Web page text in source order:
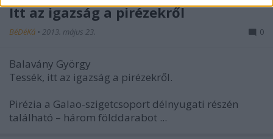
Itt az igazság a pirézekről
BéDéKá • 2013. május 23. 0
Balavány György
Tessék, itt az igazság a pirézekről.
Pirézia a Galao-szigetcsoport délnyugati részén
található – három földdarabot ...